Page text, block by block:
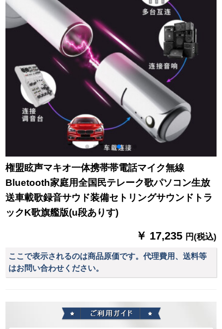
ラックトラックトラ
ックトラックトラッ
クトラックトラック
トラック携帯テープ
泛用外付けで全セク
ト录音室変声K歌黒色
権盟眩声マキオ一体携帯帯電話マイク無線
Bluetooth家庭用全国民テレーク歌パソコン生放
送車載歌録音サウド装備セトリングサウンドトラ
ックK歌旗艦版(u段ありす)
￥ 17,235 円(税込)
ここで表示されるのは商品原価です。代理費用、送料等
はお問い合わせください。